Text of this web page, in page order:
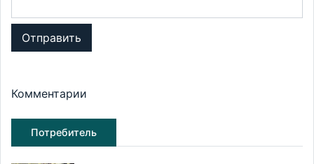
Отправить
Комментарии
Потребитель